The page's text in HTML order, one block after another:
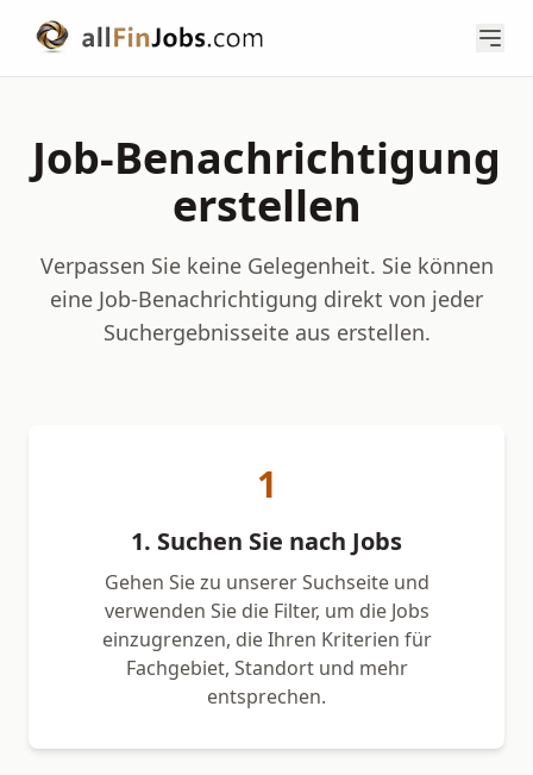
Job-Benachrichtigung
erstellen
Verpassen Sie keine Gelegenheit. Sie können
eine Job-Benachrichtigung direkt von jeder
Suchergebnisseite aus erstellen.
1
1. Suchen Sie nach Jobs
Gehen Sie zu unserer Suchseite und
verwenden Sie die Filter, um die Jobs
einzugrenzen, die Ihren Kriterien für
Fachgebiet, Standort und mehr
entsprechen.